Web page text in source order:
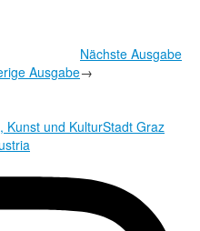
Ausgabe
Nächste Ausgabe
→
Kunst und KulturStadt Graz